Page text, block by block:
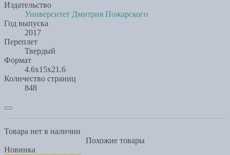
Издательство
Университет Дмитрия Пожарского
Год выпуска
2017
Переплет
Твердый
Формат
4.6x15x21.6
Количество страниц
848
Товара нет в наличии
Похожие товары
Новинка